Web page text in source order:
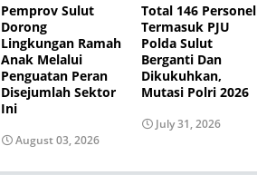
Pemprov Sulut
Dorong
Lingkungan Ramah
Anak Melalui
Penguatan Peran
Disejumlah Sektor
Ini
August 03, 2026
Total 146 Personel
Termasuk PJU
Polda Sulut
Berganti Dan
Dikukuhkan,
Mutasi Polri 2026
July 31, 2026